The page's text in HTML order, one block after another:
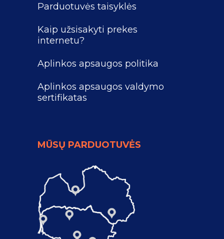
Parduotuvės taisyklės
Kaip užsisakyti prekes
internetu?
Aplinkos apsaugos politika
Aplinkos apsaugos valdymo
sertifikatas
MŪSŲ PARDUOTUVĖS